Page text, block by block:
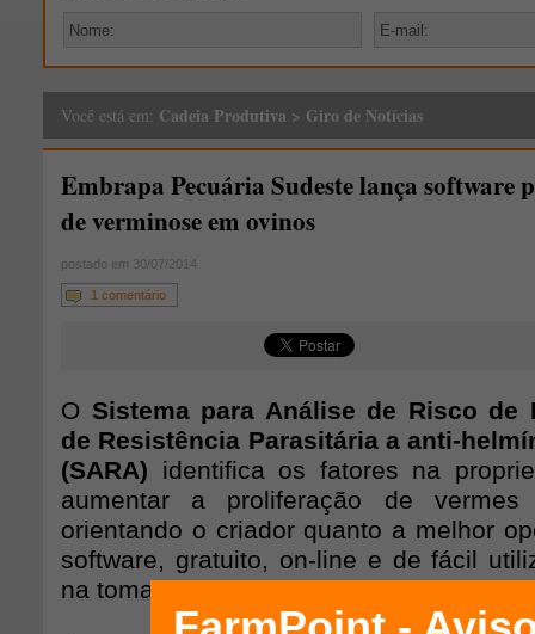
Você está em: Cadeia Produtiva > Giro de Notícias
Embrapa Pecuária Sudeste lança software
de verminose em ovinos
postado em 30/07/2014
1 comentário
O Sistema para Análise de Risco de
de Resistência Parasitária a anti-
(SARA) identifica os fatores na
aumentar a proliferação de vermes
orientando o criador quanto a melhor
software, gratuito, on-line e de fácil
na tomada de decisões.